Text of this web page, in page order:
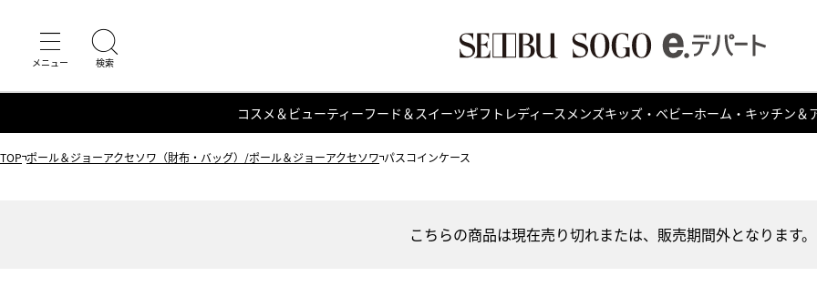
コスメ＆ビューティーフード＆スイーツギフト レディース メンズキッズ・ベビーホーム・キッチン＆
TOP ポール＆ジョーアクセソワ（財布・バッグ）/ポール＆ジョーアクセソワ パスコインケース
こちらの商品は現在売り切れまたは、販売期間外となります。